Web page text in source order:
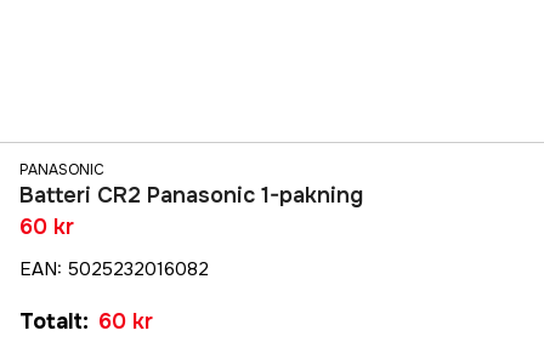
PANASONIC
Batteri CR2 Panasonic 1-pakning
60 kr
EAN: 5025232016082
Totalt: 60 kr